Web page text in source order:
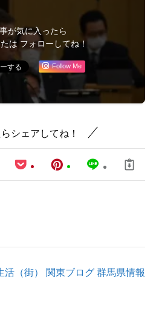
が気に入ったら
は フォローしてね！
Follow Me
シェアしてね！